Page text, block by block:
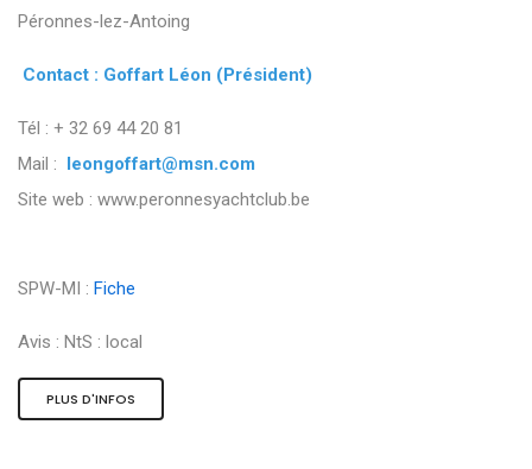
Péronnes-lez-Antoing
Contact : Goffart Léon (Président)
Tél : + 32 69 44 20 81
Mail : leongoffart@msn.com
Site web : www.peronnesyachtclub.be
SPW-MI : Fiche
Avis : NtS : local
PLUS D'INFOS